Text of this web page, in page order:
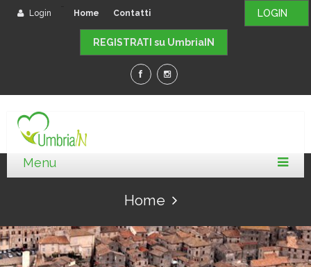
LOGIN
Login Home Contatti
REGISTRATI su UmbriaIN
Home